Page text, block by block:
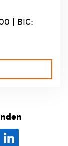
| BIC: